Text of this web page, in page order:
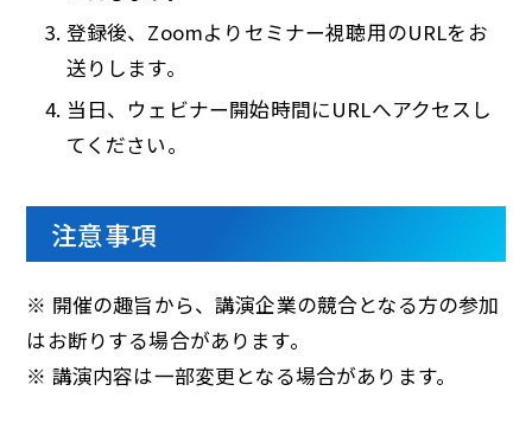
登録後、Zoomよりセミナー視聴用のURLをお
送りします。
当日、ウェビナー開始時間にURLへアクセスし
てください。
注意事項
※ 開催の趣旨から、講演企業の競合となる方の参加
はお断りする場合があります。
※ 講演内容は一部変更となる場合があります。